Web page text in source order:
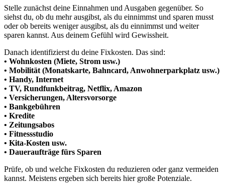
Stelle zunächst deine Einnahmen und Ausgaben gegenüber. So
siehst du, ob du mehr ausgibst, als du einnimmst und sparen musst
oder ob bereits weniger ausgibst, als du einnimmst und weiter
sparen kannst. Aus deinem Gefühl wird Gewissheit.
Danach identifizierst du deine Fixkosten. Das sind:
• Wohnkosten (Miete, Strom usw.)
• Mobilität (Monatskarte, Bahncard, Anwohnerparkplatz usw.)
• Handy, Internet
• TV, Rundfunkbeitrag, Netflix, Amazon
• Versicherungen, Altersvorsorge
• Bankgebühren
• Kredite
• Zeitungsabos
• Fitnessstudio
• Kita-Kosten usw.
• Daueraufträge fürs Sparen
Prüfe, ob und welche Fixkosten du reduzieren oder ganz vermeiden
kannst. Meistens ergeben sich bereits hier große Potenziale.